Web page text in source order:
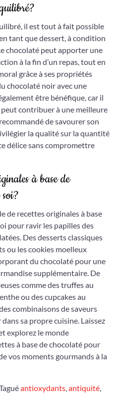
il est tout à fait possible
tant que dessert, à condition
chocolaté peut apporter une
à la fin d’un repas, tout en
grâce à ses propriétés
chocolaté noir avec une
être bénéfique, car il
contribuer à une meilleure
de savourer son
la qualité sur la quantité
délice sans compromettre
à base de
de recettes originales à base
pour ravir les papilles des
Des desserts classiques
ou les cookies moelleux
du chocolaté pour une
supplémentaire. De
comme des truffes au
ou des cupcakes au
combinaisons de saveurs
sa propre cuisine. Laissez
explorez le monde
à base de chocolaté pour
vos moments gourmands à la
antioxydants,antiquité,